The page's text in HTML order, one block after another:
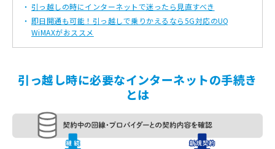
引っ越しの時にインターネットで迷ったら見直すべき
即日開通も可能！引っ越しで乗りかえるなら5G対応のUQ
WiMAXがおススメ
引っ越し時に必要なインターネットの手続き
とは